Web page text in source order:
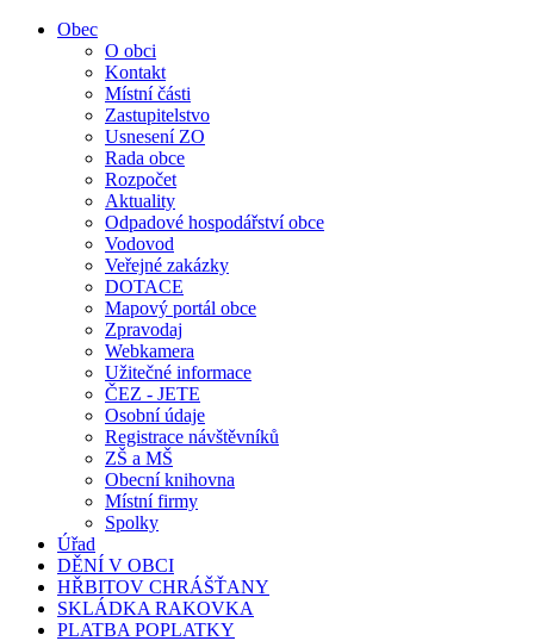
Obec
O obci
Kontakt
Místní části
Zastupitelstvo
Usnesení ZO
Rada obce
Rozpočet
Aktuality
Odpadové hospodářství obce
Vodovod
Veřejné zakázky
DOTACE
Mapový portál obce
Zpravodaj
Webkamera
Užitečné informace
ČEZ - JETE
Osobní údaje
Registrace návštěvníků
ZŠ a MŠ
Obecní knihovna
Místní firmy
Spolky
Úřad
DĚNÍ V OBCI
HŘBITOV CHRÁŠŤANY
SKLÁDKA RAKOVKA
PLATBA POPLATKY